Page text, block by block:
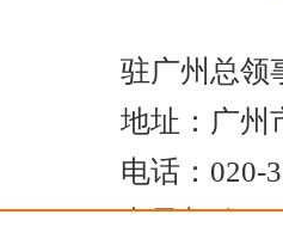
驻广州总领
地址：广州市
电话：020-
电子邮箱：